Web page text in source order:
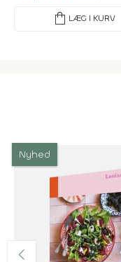
shopping_bag LÆG I KURV
Nyhed